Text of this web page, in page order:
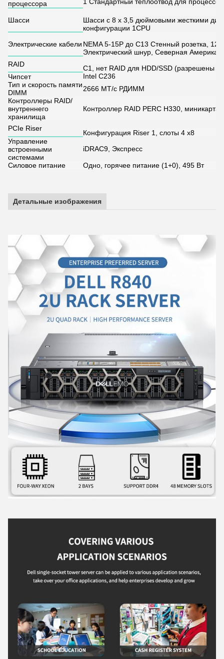
процессора
Шасси
Шасси с 8 x 3,5 дюймовыми жесткими
конфигурации 1CPU
Электрические кабели NEMA 5-15P до C13 Стенный розетка,
Электрический шнур, Северная Америка
RAID
C1, нет RAID для HDD/SSD (разрешены
Чипсет
Intel C236
Тип и скорость памяти
DIMM
2666 МТ/с РДИММ
Контроллеры RAID/
внутреннего
хранилища
Контроллер RAID PERC H330, миникарта
PCIe Riser
Конфигурация Riser 1, слоты 4 x8
Управление
встроенными
системами
iDRAC9, Экспресс
Силовое питание Одно, горячее питание (1+0), 495 Вт
Детальные изображения